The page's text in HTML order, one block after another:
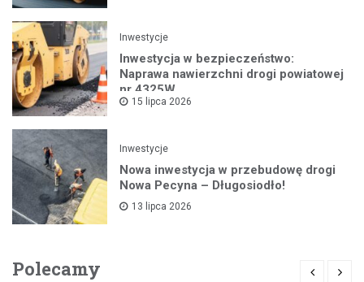
Inwestycje
Inwestycja w bezpieczeństwo:
Naprawa nawierzchni drogi powiatowej
nr 4325W
15 lipca 2026
Inwestycje
Nowa inwestycja w przebudowę drogi
Nowa Pecyna – Długosiodło!
13 lipca 2026
Polecamy